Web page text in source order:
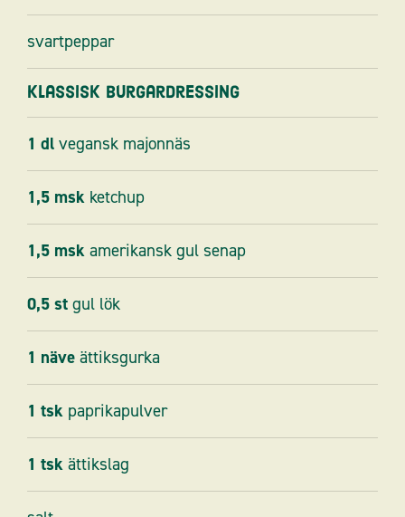
svartpeppar
Klassisk burgardressing
1 dl vegansk majonnäs
1,5 msk ketchup
1,5 msk amerikansk gul senap
0,5 st gul lök
1 näve ättiksgurka
1 tsk paprikapulver
1 tsk ättikslag